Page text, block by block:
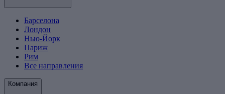
Барселона
Лондон
Нью-Йорк
Париж
Рим
Все направления
Компания